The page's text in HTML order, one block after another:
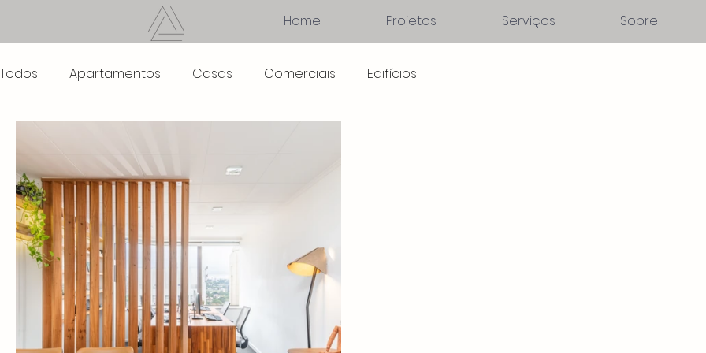
Home Projetos Serviços Sobre
Todos Apartamentos Casas Comerciais Edifícios